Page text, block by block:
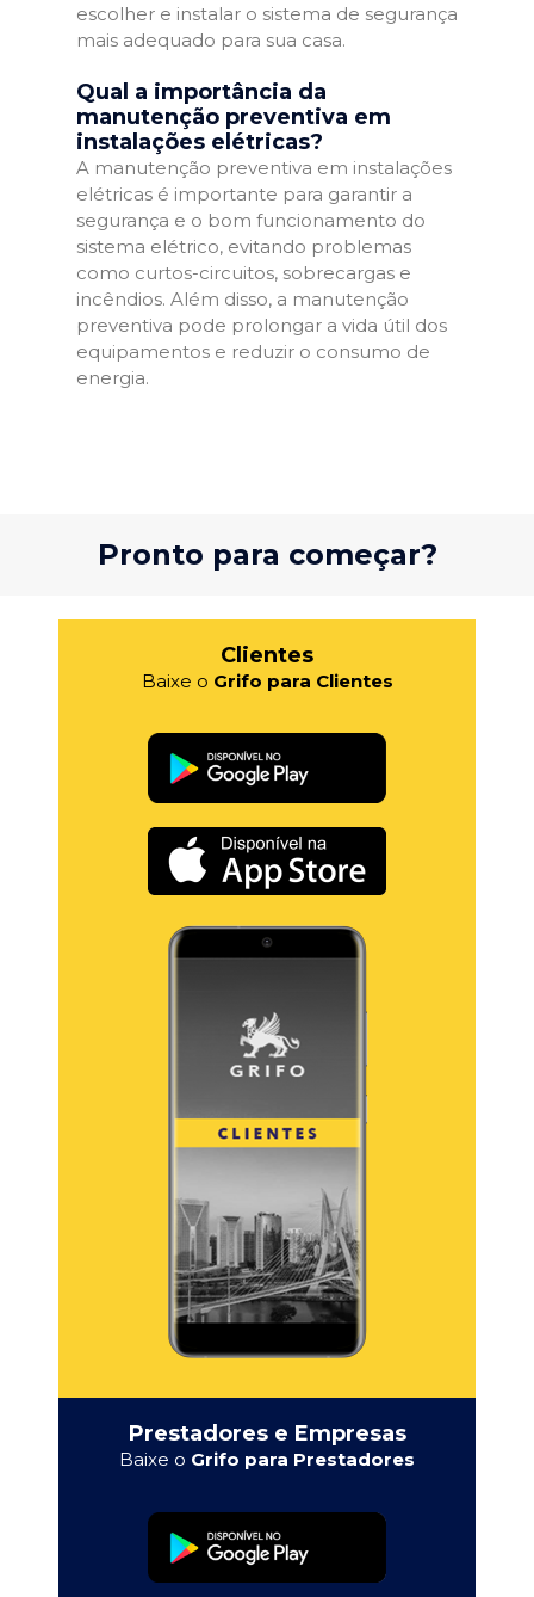
escolher e instalar o sistema de segurança
mais adequado para sua casa.
Qual a importância da
manutenção preventiva em
instalações elétricas?
A manutenção preventiva em instalações
elétricas é importante para garantir a
segurança e o bom funcionamento do
sistema elétrico, evitando problemas
como curtos-circuitos, sobrecargas e
incêndios. Além disso, a manutenção
preventiva pode prolongar a vida útil dos
equipamentos e reduzir o consumo de
energia.
Pronto para começar?
Clientes
Baixe o Grifo para Clientes
Prestadores e Empresas
Baixe o Grifo para Prestadores